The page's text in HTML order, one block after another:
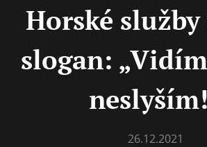
Horské
slogan:
26.12.2021